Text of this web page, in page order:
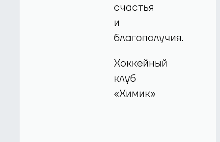
счастья
и
благополучия.
Хоккейный
клуб
«Химик»